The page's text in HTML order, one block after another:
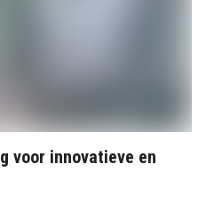
voor innovatieve en